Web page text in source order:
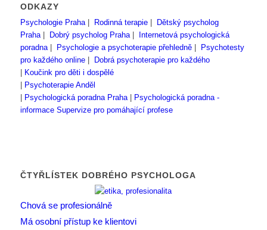
ODKAZY
Psychologie Praha| Rodinná terapie|
Dětský psycholog
Praha| Dobrý psycholog Praha|
Internetová psychologická
poradna| Psychologie a psychoterapie přehledně|
Psychotesty
pro každého online|
Dobrá psychoterapie pro každého
Koučink pro děti i dospělé
Psychoterapie Anděl
Psychologická poradna Praha|
Psychologická poradna -
informace Supervize pro pomáhající profese
ČTYŘLÍSTEK DOBRÉHO PSYCHOLOGA
Chová se profesionálně
Má osobní přístup ke klientovi